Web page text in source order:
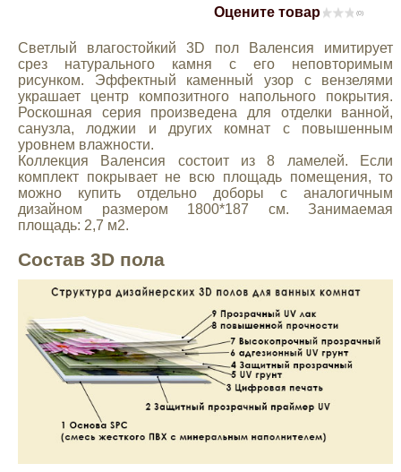
Оцените товар (0)
Светлый влагостойкий 3D пол Валенсия имитирует
срез натурального камня с его неповторимым
рисунком. Эффектный каменный узор с вензелями
украшает центр композитного напольного покрытия.
Роскошная серия произведена для отделки ванной,
санузла, лоджии и других комнат с повышенным
уровнем влажности.
Коллекция Валенсия состоит из 8 ламелей. Если
комплект покрывает не всю площадь помещения, то
можно купить отдельно доборы с аналогичным
дизайном размером 1800*187 см. Занимаемая
площадь: 2,7 м2.
Состав 3D пола
Renault
Suzuki
Toyota
Volkswagen
УАЗ
Дополнительные товары